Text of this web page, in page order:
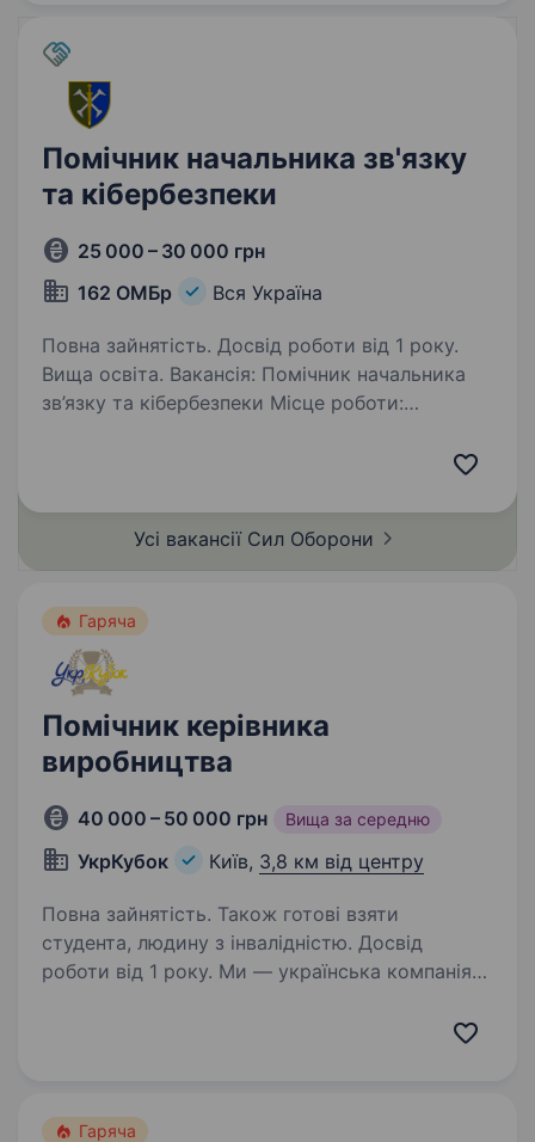
Помічник начальника зв'язку
та кібербезпеки
25 000 – 30 000 грн
162 ОМБр
Вся Україна
Повна зайнятість. Досвід роботи від 1 року.
Вища освіта. Вакансія: Помічник начальника
зв’язку та кібербезпеки Місце роботи:
СЗЧ. Про нас: 162…
Усі вакансії Сил Оборони
Гаряча
Помічник керівника
виробництва
40 000 – 50 000 грн Вища за середню
УкрКубок Київ, 3,8 км від центру
Повна зайнятість. Також готові взяти
студента, людину з інвалідністю. Досвід
роботи від 1 року. Ми — українська компанія
Виготовляємо спортивну форму, нагородну
хоче не просто виконувати окремі…
Гаряча